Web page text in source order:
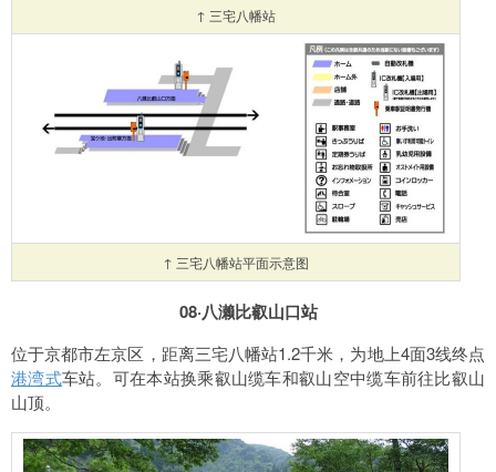
↑ 三宅八幡站
↑ 三宅八幡站平面示意图
08·八濑比叡山口站
位于京都市左京区，距离三宅八幡站1.2千米，为地上4面3线终点
港湾式车站。可在本站换乘叡山缆车和叡山空中缆车前往比叡山
山顶。